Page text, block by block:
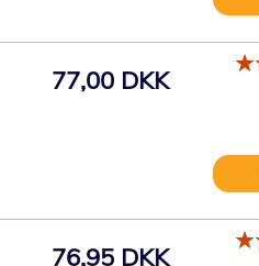
77,00 DKK
76,95 DKK